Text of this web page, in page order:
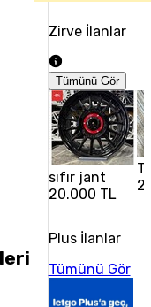
Zirve İlanlar
Tümünü Gör
sıfır jant
20.000 TL
Plus İlanlar
Tümünü Gör